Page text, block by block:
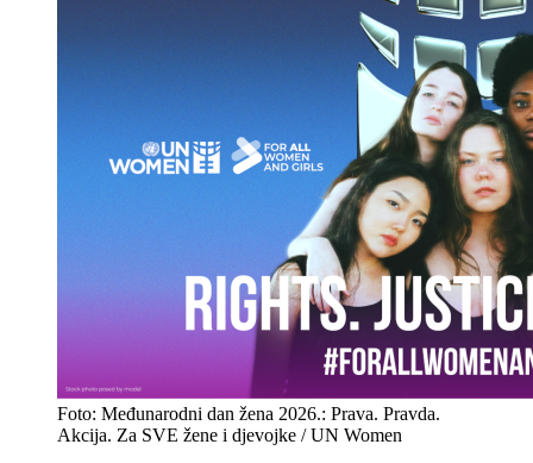
Foto: Međunarodni dan žena 2026.: Prava. Pravda.
Akcija. Za SVE žene i djevojke / UN Women